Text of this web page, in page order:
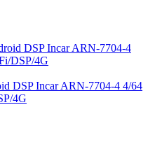
DSP Incar ARN-7704-4 4/64
4G